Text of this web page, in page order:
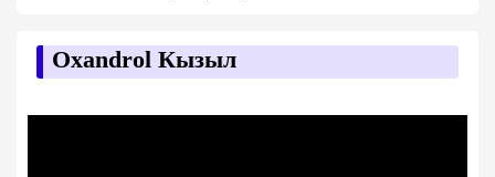
Oxandrol Кызыл